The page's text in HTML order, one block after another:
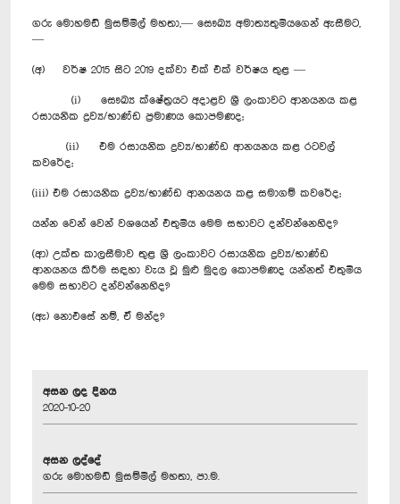
ගරු මොහමඩ් මුසම්මිල් මහතා,— සෞඛ්‍ය අමාත්‍යතුමියගෙන් ඇසීමට,
—
(අ) වර්ෂ 2015 සිට 2019 දක්වා එක් එක් වර්ෂය තුළ —
(i) සෞඛ්‍ය ක්ෂේත්‍රයට අදාළව ශ්‍රී ලංකාවට ආනයනය කළ
රසායනික ද්‍රව්‍ය/භාණ්ඩ ප්‍රමාණය ‍කොපමණද;
(ii) එම රසායනික ද්‍රව්‍ය/භාණ්ඩ ආනයනය කළ රටවල්
කවරේද;
(iii) එම රසායනික ද්‍රව්‍ය/භාණ්ඩ ආනයනය කළ සමාගම් කවරේද;
යන්න වෙන් වෙන් වශයෙන් එතුමිය මෙම සභාවට දන්වන්නෙහිද?
(ආ) උක්ත කාලසීමාව තුළ ශ්‍රී ලංකාවට රසායනික ද්‍රව්‍ය/භාණ්ඩ
ආනයනය කිරීම සඳහා වැය වූ මුළු මුදල කොපමණද යන්නත් එතුමිය
මෙම සභාවට දන්වන්නෙහිද?
(ඇ) නොඑසේ නම්, ඒ මන්ද?
අසන ලද දිනය
2020-10-20
අසන ලද්දේ
ගරු මොහමඩ් මුසම්මිල් මහතා, පා.ම.